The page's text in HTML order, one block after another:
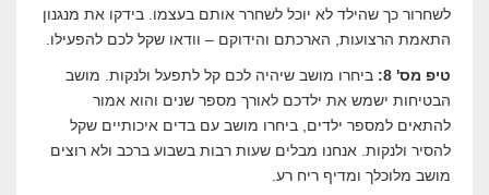
לשחרור כך שהילד לא יוכל לשחרר אותם בעצמו. בידקו את מנגנון
התאמת הרצועות, הארכתם והידוקם – וודאו שקל לכם להפעילו.
טיפ מס' 8:
ביחרו מושב שיהיה לכם קל לתפעל ולנקות. מושב
הבטיחות ישמש את ילדכם לאורך מספר שנים והוא אמור
להתאים למספר ילדים, ביחרו מושב עם בדים איכותיים שקל
להסיר ולנקות. אנחנו מבלים שעות רבות בשבוע ברכב ולא רוצים
מושב מלוכלך ומדיף ריח רע.